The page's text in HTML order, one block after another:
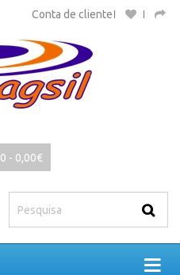
Conta de cliente
0 - 0,00€